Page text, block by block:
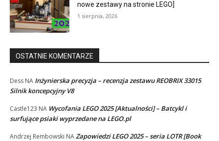
nowe zestawy na stronie LEGO]
1 sierpnia, 2026
OSTATNIE KOMENTARZE
Dess NA Inżynierska precyzja – recenzja zestawu REOBRIX 33015
Silnik koncepcyjny V8
Castle123 NA Wycofania LEGO 2025 [Aktualności] – Batcykl i
surfujące psiaki wyprzedane na LEGO.pl
Andrzej Rembowski NAZapowiedzi LEGO 2025 – seria LOTR [Book